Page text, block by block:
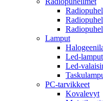
Lamput
Led-lamput
Led-
PC-tarvikkeet
Kovalevyt